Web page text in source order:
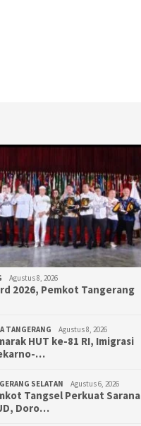
Agustus 8, 2026
2026, Pemkot Tangerang
TANGERANG Agustus 8, 2026
HUT ke-81 RI, Imigrasi
…
SELATAN Agustus 6, 2026
Tangsel Perkuat Sarana
Doro…